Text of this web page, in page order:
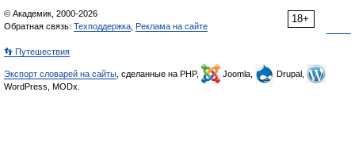
18+
© Академик, 2000-2026
Обратная связь: Техподдержка Реклама на сайте
👣 Путешествия
Экспорт словарей на сайты , сделанные на PHP, Joomla,
Drupal,
WordPress, MODx.